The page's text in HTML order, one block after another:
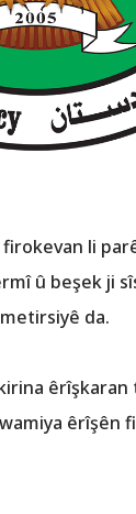
li
û beşek ji
da.